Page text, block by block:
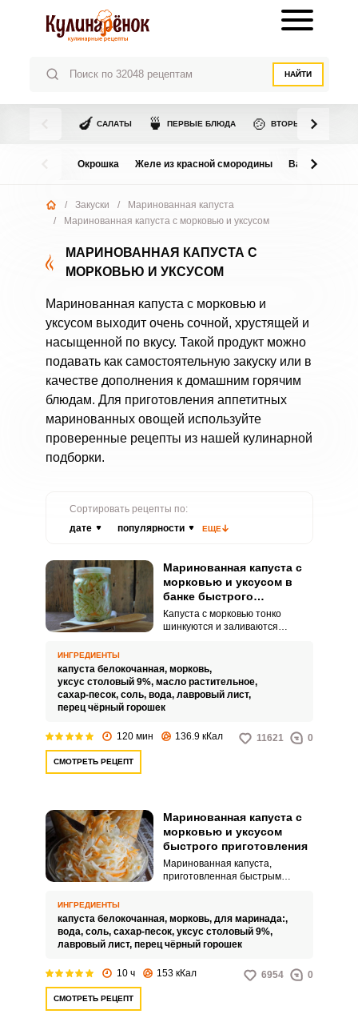
НАЙТИ
🍆 САЛАТЫ 🍵 ПЕРВЫЕ БЛЮДА 🍲 ВТОРЫЕ БЛЮДА
Окрошка Желе из красной смородины Варенье из
/ Закуски /
Маринованная капуста
/
Маринованная капуста с морковью и уксусом
МАРИНОВАННАЯ КАПУСТА С
МОРКОВЬЮ И УКСУСОМ
Маринованная капуста с морковью и
уксусом выходит очень сочной, хрустящей и
насыщенной по вкусу. Такой продукт можно
подавать как самостоятельную закуску или в
качестве дополнения к домашним горячим
блюдам. Для приготовления аппетитных
маринованных овощей используйте
проверенные рецепты из нашей кулинарной
подборки.
Сортировать рецепты по:
дате
популярности ЕЩЕ
Маринованная капуста с
морковью и уксусом в
банке быстрого
приготовления
Капуста с морковью тонко
шинкуются и заливаются
соли сахара. Всё оставляется
на полтора часа,
раскладывается по банкам и
отправляется на хранение в
ИНГРЕДИЕНТЫ
капуста белокочанная, морковь,
уксус столовый 9%, масло растительное,
сахар-песок, соль, вода, лавровый лист,
перец чёрный горошек
120 мин 136.9 кКал 11621 0
СМОТРЕТЬ РЕЦЕПТ
Маринованная капуста с
морковью и уксусом
быстрого приготовления
Маринованная капуста,
приготовленная быстрым
капусте. Рецептов маринования
очень много и можно выбрать по
своему вкусу.
ИНГРЕДИЕНТЫ
капуста белокочанная, морковь, для маринада:,
вода, соль, сахар-песок, уксус столовый 9%,
лавровый лист, перец чёрный горошек
10 ч 153 кКал 6954 0
СМОТРЕТЬ РЕЦЕПТ